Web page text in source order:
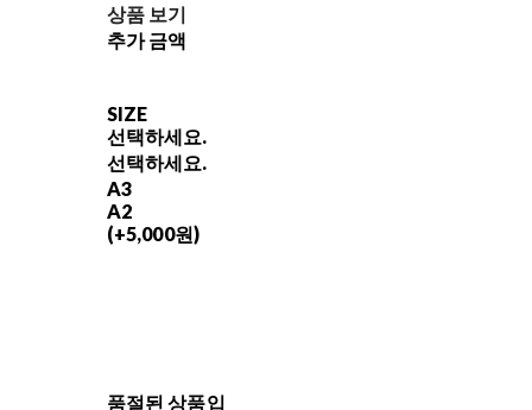
상품 보기
추가 금액
SIZE
선택하세요.
선택하세요.
A3
A2
(+5,000원)
품절된 상품입